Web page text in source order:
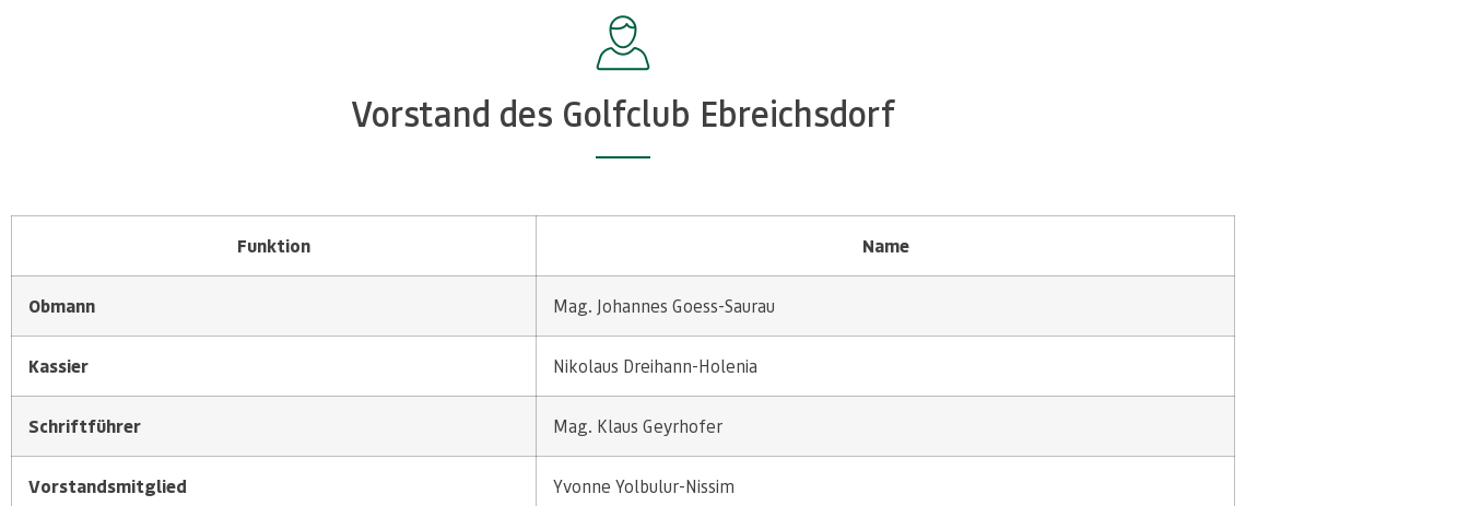
Vorstand des Golfclub Ebreichsdorf
Funktion Name
Obmann Mag. Johannes Goess-Saurau
Kassier Nikolaus Dreihann-Holenia
Schriftführer Mag. Klaus Geyrhofer
Vorstandsmitglied Yvonne Yolbulur-Nissim